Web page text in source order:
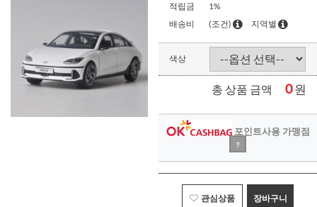
적립금
1%
배송비
(조건) 지역별
색상
총 상품 금액 0원
포인트사용 가맹점
?
관심상품 장바구니